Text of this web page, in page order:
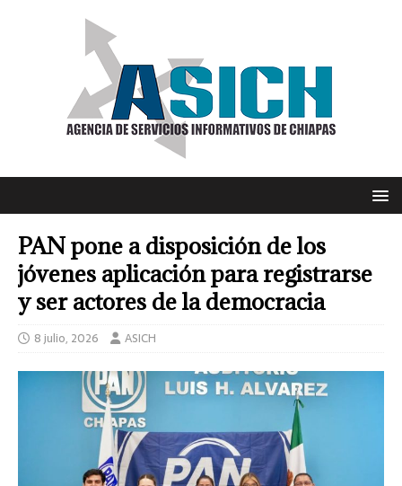
PAN pone a disposición de los
jóvenes aplicación para registrarse
y ser actores de la democracia
8 julio, 2026 ASICH